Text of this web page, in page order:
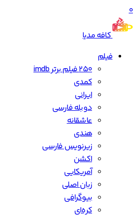
0
کافه مدیا
فیلم
250 فیلم برتر imdb
کمدی
ایرانی
دوبله فارسی
عاشقانه
هندی
زیرنویس فارسی
اکشن
آمریکایی
زبان اصلی
بیوگرافی
کره‌ای